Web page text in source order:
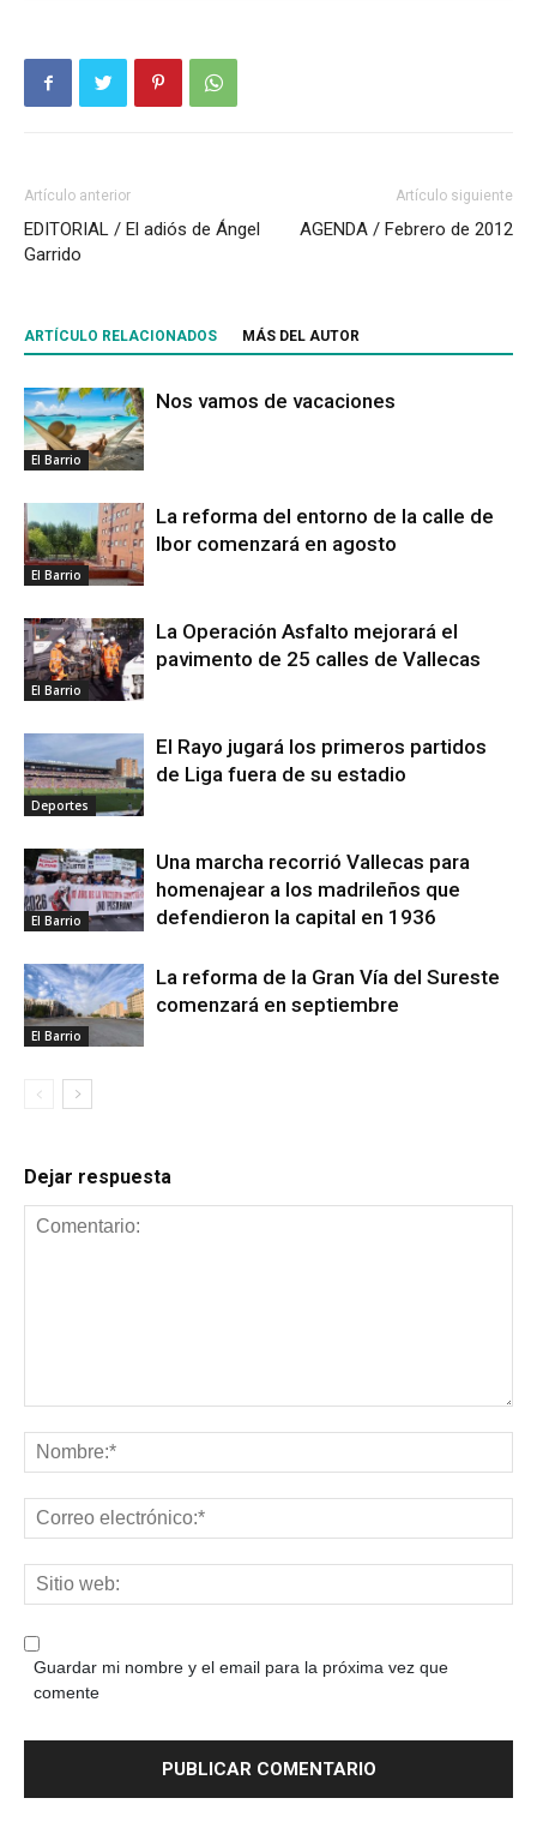
Artículo anterior
EDITORIAL / El adiós de Ángel
Garrido
Artículo siguiente
AGENDA / Febrero de 2012
ARTÍCULO RELACIONADOS MÁS DEL AUTOR
El Barrio
Nos vamos de vacaciones
El Barrio
La reforma del entorno de la calle de
Ibor comenzará en agosto
El Barrio
La Operación Asfalto mejorará el
pavimento de 25 calles de Vallecas
Deportes
El Rayo jugará los primeros partidos
de Liga fuera de su estadio
El Barrio
Una marcha recorrió Vallecas para
homenajear a los madrileños que
defendieron la capital en 1936
El Barrio
La reforma de la Gran Vía del Sureste
comenzará en septiembre
Dejar respuesta
Guardar mi nombre y el email para la próxima vez que
comente